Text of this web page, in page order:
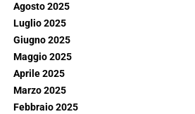
Agosto 2025
Luglio 2025
Giugno 2025
Maggio 2025
Aprile 2025
Marzo 2025
Febbraio 2025